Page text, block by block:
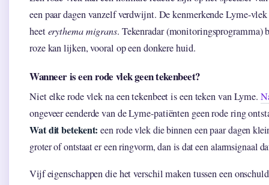
een paar dagen vanzelf verdwijnt. De kenmerkende Lyme-
heeterythema migrans. Tekenradar
roze kan lijken, vooral op een donkere huid.
Wanneer is een rode vlek geen tekenbeet?
Niet elke rode vlek na een tekenbeet is een teken van Lyme.
ongeveer eenderde van de Lyme-patiënten geen rode ring
Wat dit betekent: een rode vlek die binnen een paar dagen
groter of ontstaat er een ringvorm, dan is dat een alarmsignaal
Vijf eigenschappen die het verschil maken tussen een